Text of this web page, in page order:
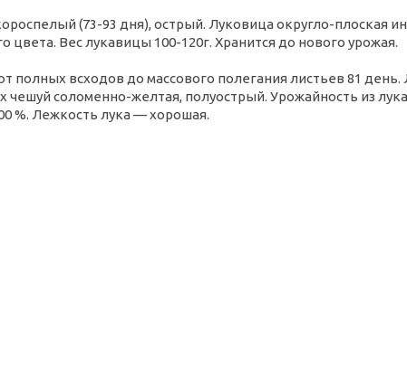
(73-93 дня), острый. Луковица округло-плоская
цвета. Вес лукавицы 100-120г. Хранится до нового урожая.
полных всходов до массового полегания листьев 81
чешуй соломенно-желтая, полуострый. Урожайность из
%. Лежкость лука — хорошая.